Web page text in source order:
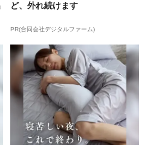
ど、外れ続けます
PR(合同会社デジタルファーム)